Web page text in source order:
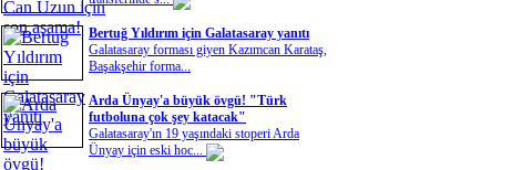
Bertuğ Yıldırım için Galatasaray yanıtı
Galatasaray forması giyen Kazımcan Karataş,
Başakşehir forma...
Arda Ünyay'a büyük övgü! "Türk
futboluna çok şey katacak"
Galatasaray'ın 19 yaşındaki stoperi Arda
Ünyay için eski hoc...